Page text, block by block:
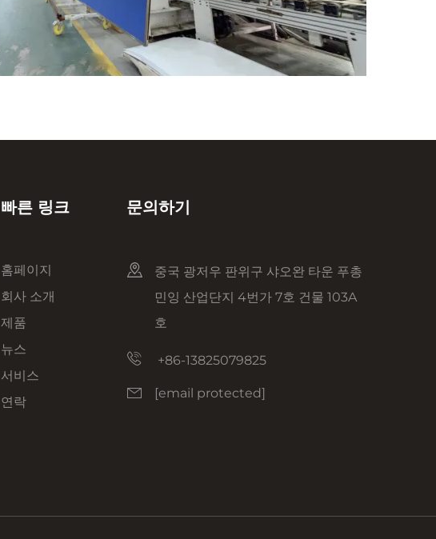
빠른 링크
홈페이지
회사 소개
제품
뉴스
서비스
연락
문의하기
중국 광저우 판위구 샤오완 타운 푸총
민잉 산업단지 4번가 7호 건물 103A
호
+86-13825079825
[email protected]